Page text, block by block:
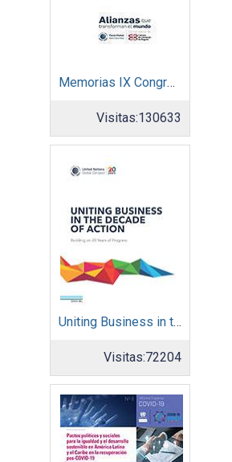
Memorias IX Congreso Pacto Global 2019
Visitas:130633
Uniting Business in the Decade of Action
Visitas:72204